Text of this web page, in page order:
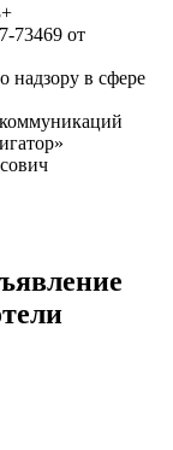
73469 от
надзору в сфере